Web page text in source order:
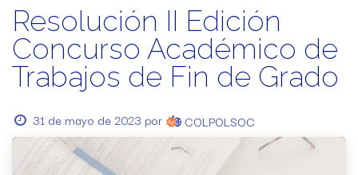
Resolución II Edición
Concurso Académico de
Trabajos de Fin de Grado
31 de mayo de 2023 por COLPOLSOC